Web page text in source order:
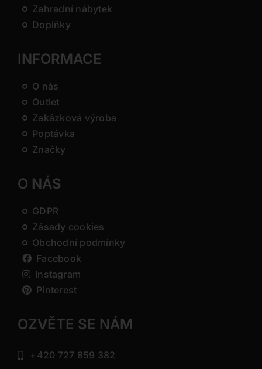
Zahradní nábytek
Doplňky
INFORMACE
O nás
Outlet
Zakázková výroba
Poptávka
Značky
O NÁS
GDPR
Zásady cookies
Obchodní podmínky
Facebook
Instagram
Pinterest
OZVĚTE SE NÁM
+420 727 859 382